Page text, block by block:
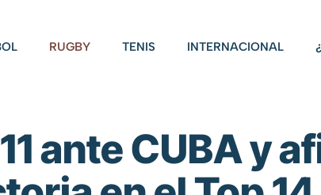
RUGBY TENIS INTERNACIONAL
ante CUBA y